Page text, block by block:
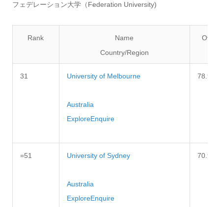
フェデレーション大学（Federation University)
Rank
Name
Country/Region
31 University of Melbourne
Australia
ExploreEnquire
78.9
=51 University of Sydney
Australia
ExploreEnquire
70.9